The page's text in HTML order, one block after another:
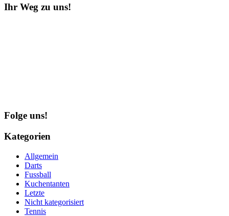
Ihr Weg zu uns!
Folge uns!
Kategorien
Allgemein
Darts
Fussball
Kuchentanten
Letzte
Nicht kategorisiert
Tennis